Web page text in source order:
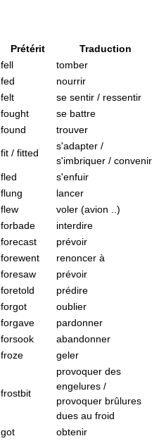
Prétérit
Traduction
fell
tomber
fed
nourrir
felt
se sentir / ressentir
fought
se battre
found trouver
fit / fitted
s'adapter /
s'imbriquer / convenir
fled
s'enfuir
flung
lancer
flew
voler (avion ..)
forbade
interdire
forecast
prévoir
forewent
renoncer à
foresaw
prévoir
foretold
prédire
forgot
oublier
forgave
pardonner
forsook
abandonner
froze geler
frostbit
provoquer des
engelures /
provoquer brûlures
dues au froid
got obtenir